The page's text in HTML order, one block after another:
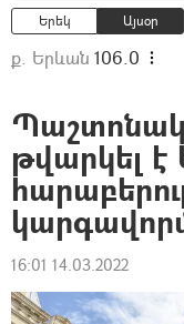
Երեկ Այսօր
ք. Երևան 106.0
թվարկել
16:01 14.03.2022